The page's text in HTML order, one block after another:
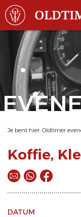
Je bent hier: Oldtimer
Koffie,
DATUM